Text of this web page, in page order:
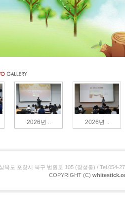
2026년 .. 2026년 ..
북도 포항시 북구 법원로 105 (장성동) / Tel.054-
COPYRIGHT (C)